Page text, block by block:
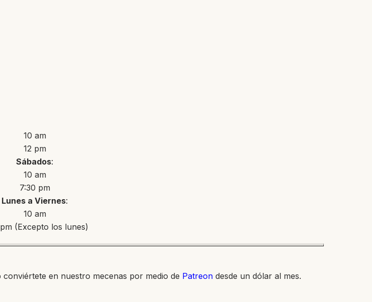
10 am
12 pm
Sábados:
10 am
7:30 pm
Lunes a Viernes:
10 am
(Excepto los lunes)
conviértete en nuestro mecenas por medio de Patreon desde un dólar al mes.